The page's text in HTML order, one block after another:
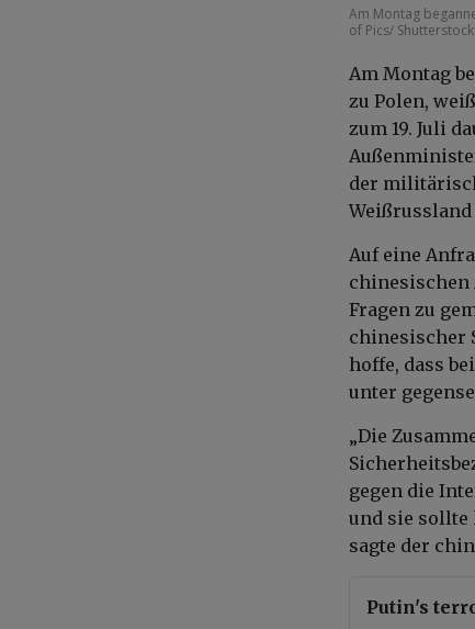
Am Montag
of Pics/ Shutterstock
Am Montag
zu Polen,
zum 19. Juli
der
Auf eine
chinesischen
Fragen zu
chinesischer
hoffe, dass
unter
„Die
gegen die
und sie sollte
sagte der
Putin's